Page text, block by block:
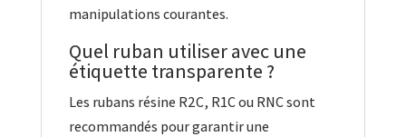
manipulations courantes.
Quel ruban utiliser avec une
étiquette transparente ?
Les rubans résine R2C, R1C ou RNC sont
recommandés pour garantir une